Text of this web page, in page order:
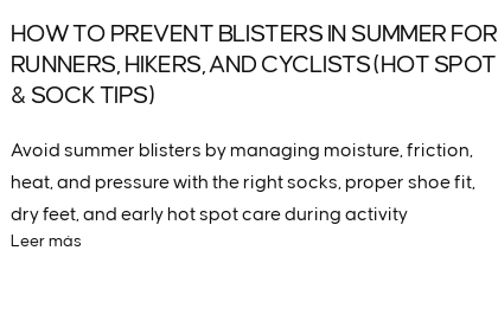
HOW TO PREVENT BLISTERS IN SUMMER FOR
RUNNERS, HIKERS, AND CYCLISTS (HOT SPOT
& SOCK TIPS)
Avoid summer blisters by managing moisture, friction,
heat, and pressure with the right socks, proper shoe fit,
dry feet, and early hot spot care during activity
Leer más